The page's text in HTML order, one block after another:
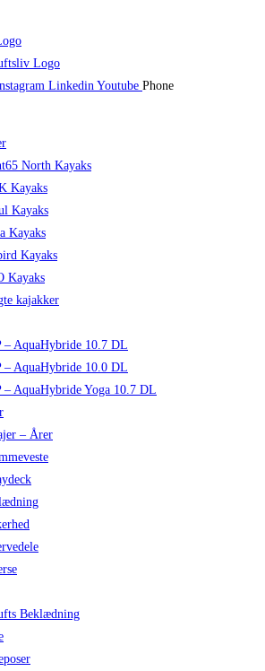
Linkedin Youtube Phone
North Kayaks
Kayaks
Kayaks
Kayaks
Kayaks
Kayaks
kajakker
– AquaHybride 10.7 DL
– AquaHybride 10.0 DL
– AquaHybride Yoga 10.7 DL
– Årer
Beklædning